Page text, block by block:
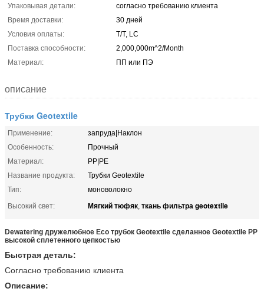
Упаковывая детали:
согласно требованию клиента
Время доставки:
30 дней
Условия оплаты:
T/T, LC
Поставка способности:
2,000,000m^2/Month
Материал:
ПП или ПЭ
описание
Трубки Geotextile
Применение:
запруда|Наклон
Особенность:
Прочный
Материал:
PP|PE
Название продукта:
Трубки Geotextile
Тип:
моноволокно
Высокий свет:
Мягкий тюфяк, ткань фильтра geotextile
Dewatering дружелюбное Eco трубок Geotextile сделанное Geotextile PP
высокой сплетенного цепкостью
Быстрая деталь:
Согласно требованию клиента
Описание: